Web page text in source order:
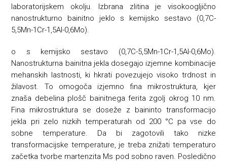
laboratorijskem okolju. Izbrana zlitina je visokoogljično
nanostrukturno bainitno jeklo s kemijsko sestavo (0,7C-
5,5Mn-1Cr-1,5Al-0,6Mo).
o s kemijsko sestavo (0,7C-5,5Mn-1Cr-1,5Al-0,6Mo).
Nanostrukturna bainitna jekla dosegajo izjemne kombinacije
mehanskih lastnosti, ki hkrati povezujejo visoko trdnost in
žilavost. To omogoča izjemno fina mikrostruktura, kjer
znaša debelina plošč bainitnega ferita zgolj okrog 10 nm.
Fina mikrostruktura se doseže z baininto transformacijo
jekla pri zelo nizkih temperaturah od 200 °C pa vse do
sobne temperature. Da bi zagotovili tako nizke
transformacijske temperature, je treba znižati temperaturo
začetka tvorbe martenzita Ms pod sobno raven. Posledično